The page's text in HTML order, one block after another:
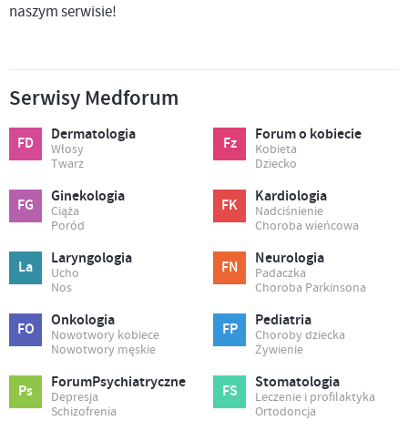
naszym serwisie!
Serwisy Medforum
FD Dermatologia
Włosy
Twarz
Fz Forum o kobiecie
Kobieta
Dziecko
FG Ginekologia
Ciąża
Poród
FK Kardiologia
Nadciśnienie
Choroba wieńcowa
La Laryngologia
Ucho
Nos
FN Neurologia
Padaczka
Choroba Parkinsona
FO Onkologia
Nowotwory kobiece
Nowotwory męskie
FP Pediatria
Choroby dziecka
Żywienie
Ps ForumPsychiatryczne
Depresja
Schizofrenia
FS Stomatologia
Leczenie i profilaktyka
Ortodoncja